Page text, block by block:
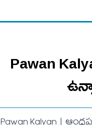
Pawan